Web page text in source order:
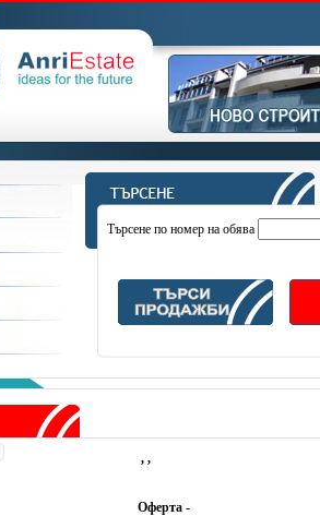
Търсене по номер на обява
, ,
Оферта -